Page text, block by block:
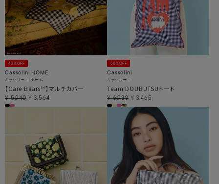
40%OFF
Casselini HOME
キャセリーニ ホーム
【Care Bears™】マルチカバー
¥ 5,940 ¥ 3,564
50%OFF
Casselini
キャセリーニ
Team DOUBUTSUトート
¥ 6,930 ¥ 3,465